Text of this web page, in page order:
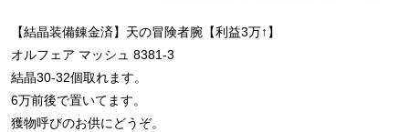
【結晶装備錬金済】天の冒険者腕【利益3万↑】
オルフェア マッシュ 8381-3
結晶30-32個取れます。
6万前後で置いてます。
獲物呼びのお供にどうぞ。